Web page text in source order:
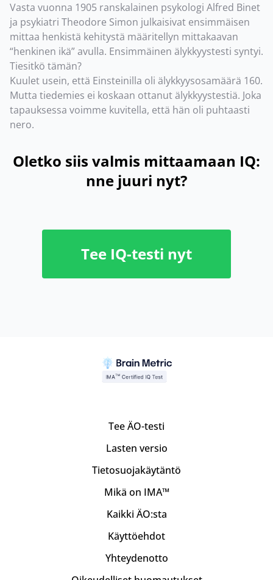
Vasta vuonna 1905 ranskalainen psykologi Alfred Binet
ja psykiatri Theodore Simon julkaisivat ensimmäisen
mittaa henkistä kehitystä määritellyn mittakaavan
“henkinen ikä” avulla. Ensimmäinen älykkyystesti syntyi.
Tiesitkö tämän?
Kuulet usein, että Einsteinilla oli älykkyysosamäärä 160.
Mutta tiedemies ei koskaan ottanut älykkyystestiä. Joka
tapauksessa voimme kuvitella, että hän oli puhtaasti
nero.
Oletko siis valmis mittaamaan IQ:
nne juuri nyt?
Tee IQ-testi nyt
Tee ÄO-testi
Lasten versio
Tietosuojakäytäntö
Mikä on IMA™
Kaikki ÄO:sta
Käyttöehdot
Yhteydenotto